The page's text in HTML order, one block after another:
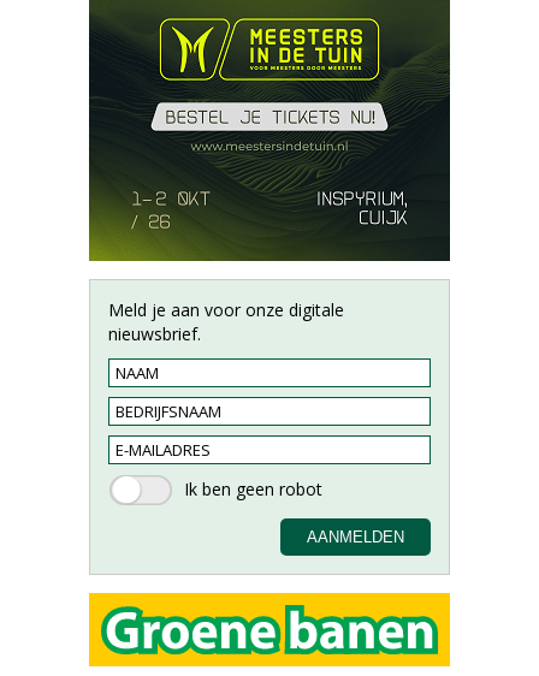
Meld je aan voor onze digitale
nieuwsbrief.